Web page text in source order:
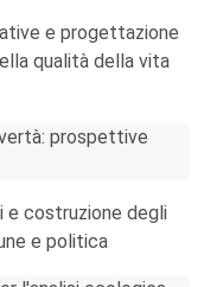
e progettazione
qualità della vita
prospettive
e costruzione degli
e politica